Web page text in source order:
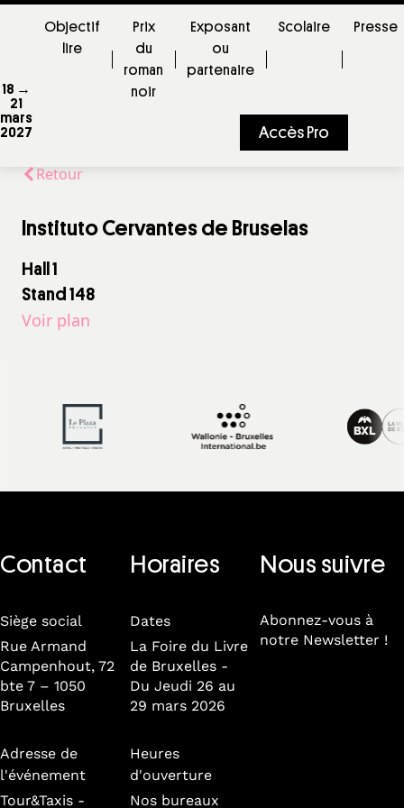
18 →
21
mars
2027
Objectif
lire
Prix
du
roman
noir
Exposant
ou
partenaire
Scolaire Presse
Accès Pro
Retour
Instituto Cervantes de Bruselas
Hall 1
Stand 148
Voir plan
Contact
Siège social
Rue Armand
Campenhout, 72
bte 7 – 1050
Bruxelles
Adresse de
l'événement
Tour&Taxis -
Horaires
Dates
La Foire du Livre
de Bruxelles -
Du Jeudi 26 au
29 mars 2026
Heures
d'ouverture
Nos bureaux
Nous suivre
Abonnez-vous à
notre Newsletter !